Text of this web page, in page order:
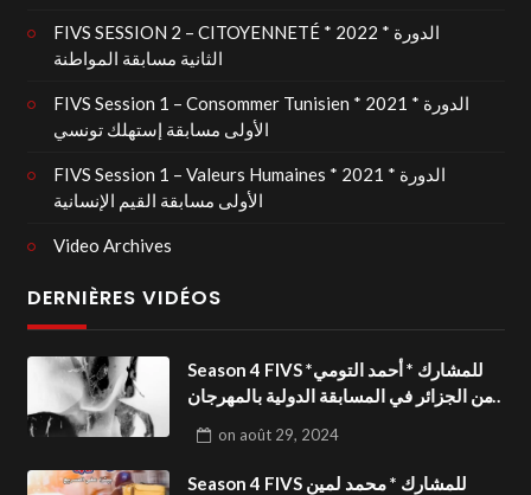
FIVS SESSION 2 – CITOYENNETÉ * 2022 * الدورة
الثانية مسابقة المواطنة
FIVS Session 1 – Consommer Tunisien * 2021 * الدورة
الأولى مسابقة إستهلك تونسي
FIVS Session 1 – Valeurs Humaines * 2021 * الدورة
الأولى مسابقة القيم الإنسانية
Video Archives
DERNIÈRES VIDÉOS
Season 4 FIVS للمشارك * أحمد التومي*
من الجزائر في المسابقة الدولية بالمهرجان
»فيديو بعنوان
on août 29, 2024
Season 4 FIVS للمشارك * محمد لمين